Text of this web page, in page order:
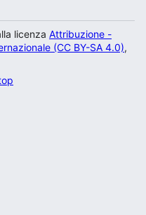
licenza Attribuzione -
(CC BY-SA 4.0),